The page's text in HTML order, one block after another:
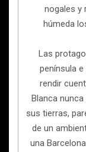
nogales y
húmeda
Las
península
rendir
Blanca
sus tierras,
de un
una